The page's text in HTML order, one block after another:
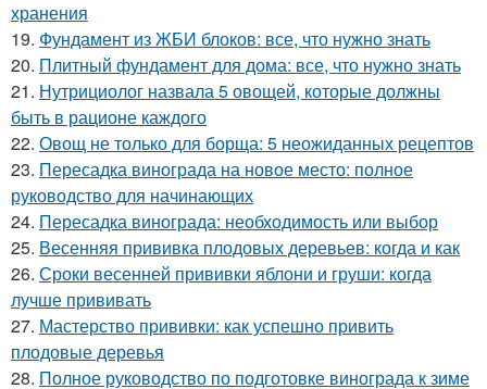
хранения
19. Фундамент из ЖБИ блоков: все, что нужно знать
20. Плитный фундамент для дома: все, что нужно знать
21. Нутрициолог назвала 5 овощей, которые должны
быть в рационе каждого
22. Овощ не только для борща: 5 неожиданных рецептов
23. Пересадка винограда на новое место: полное
руководство для начинающих
24. Пересадка винограда: необходимость или выбор
25. Весенняя прививка плодовых деревьев: когда и как
26. Сроки весенней прививки яблони и груши: когда
лучше прививать
27. Мастерство прививки: как успешно привить
плодовые деревья
28. Полное руководство по подготовке винограда к зиме